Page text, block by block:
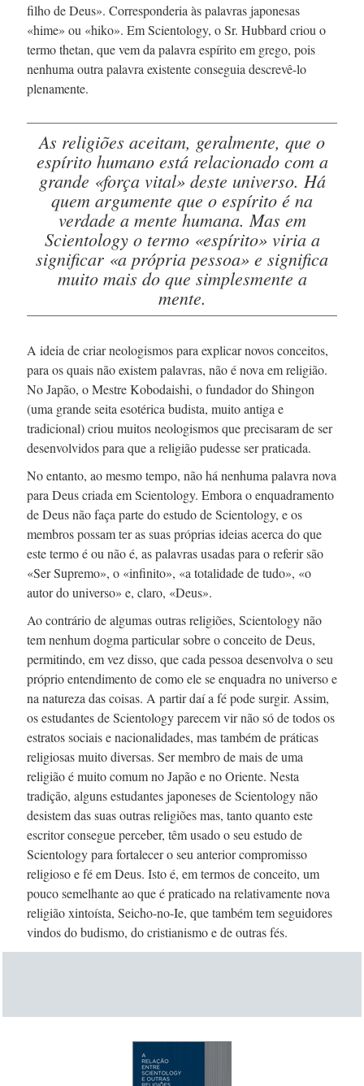
filho de Deus». Corresponderia às palavras japonesas
«hime» ou «hiko». Em Scientology, oSr. Hubbard criou o
termo thetan, que vem da palavra espírito em grego, pois
nenhuma outra palavra existente conseguia descrevê-lo
plenamente.
As religiões aceitam, geralmente, que o
espírito humano está relacionado com a
grande «força vital» deste universo. Há
quem argumente que o espírito é na
verdade a mente humana. Mas em
Scientology o termo «espírito» viria a
significar «a própria pessoa» e significa
muito mais do que simplesmente a
mente.
A ideia de criar neologismos para explicar novos conceitos,
para os quais não existem palavras, não é nova em religião.
No Japão, o Mestre Kobodaishi, o fundador do Shingon
(uma grande seita esotérica budista, muito antiga e
tradicional) criou muitos neologismos que precisaram de ser
desenvolvidos para que a religião pudesse ser praticada.
No entanto, ao mesmo tempo, não há nenhuma palavra nova
para Deus criada em Scientology. Embora o enquadramento
de Deus não faça parte do estudo de Scientology, e os
membros possam ter as suas próprias ideias acerca do que
este termo é ou não é, as palavras usadas para o referir são
«Ser Supremo», o «infinito», «a totalidade de tudo», «o
autor do universo» e, claro, «Deus».
Ao contrário de algumas outras religiões, Scientology não
tem nenhum dogma particular sobre o conceito de Deus,
permitindo, em vez disso, que cada pessoa desenvolva o seu
próprio entendimento de como ele se enquadra no universo e
na natureza das coisas. A partir daí a fé pode surgir. Assim,
os estudantes de Scientology parecem vir não só de todos os
estratos sociais e nacionalidades, mas também de práticas
religiosas muito diversas. Ser membro de mais de uma
religião é muito comum no Japão e no Oriente. Nesta
tradição, alguns estudantes japoneses de Scientology não
desistem das suas outras religiões mas, tanto quanto este
escritor consegue perceber, têm usado o seu estudo de
Scientology para fortalecer o seu anterior compromisso
religioso e fé em Deus. Isto é, em termos de conceito, um
pouco semelhante ao que é praticado na relativamente nova
religião xintoísta, Seicho-no-Ie, que também tem seguidores
vindos do budismo, do cristianismo e de outras fés.